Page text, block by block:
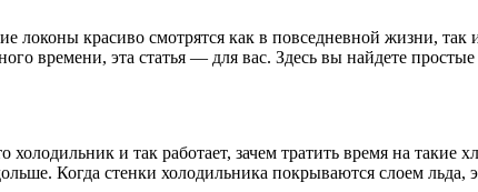
красиво смотрятся как в повседневной жизни, так
времени, эта статья — для вас. Здесь вы найдете
и так работает, зачем тратить время на такие
Когда стенки холодильника покрываются слоем льда,